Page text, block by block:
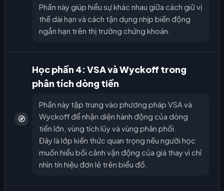
Phần này giúp hiểu sự khác nhau giữa cách giữ vị
thế dài hạn và cách tận dụng nhịp biến động
ngắn hạn trên thị trường chứng khoán.
🧭
Học phần 4: VSA và Wyckoff trong
phân tích dòng tiền
Phần này tập trung vào phương pháp VSA và
Wyckoff để nhận diện hành động của dòng
tiền lớn, vùng tích lũy và vùng phân phối.
Đây là lớp kiến thức quan trọng nếu người học
muốn hiểu bối cảnh vận động của giá thay vì chỉ
nhìn tín hiệu đơn lẻ trên biểu đồ.